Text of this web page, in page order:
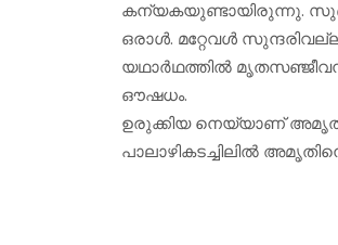
കന്യകയുണ്ടായിരുന്നു.
ഒരാള്‍. മറ്റേവള്‍
യഥാര്‍ഥത്തില്‍
ഔഷധം.
ഉരുക്കിയ നെയ്യാണ്
പാലാഴികടച്ചിലില്‍